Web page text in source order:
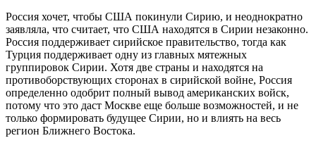
Россия хочет, чтобы США покинули Сирию, и неоднократно
заявляла, что считает, что США находятся в Сирии незаконно.
Россия поддерживает сирийское правительство, тогда как
Турция поддерживает одну из главных мятежных
группировок Сирии. Хотя две страны и находятся на
противоборствующих сторонах в сирийской войне, Россия
определенно одобрит полный вывод американских войск,
потому что это даст Москве еще больше возможностей, и не
только формировать будущее Сирии, но и влиять на весь
регион Ближнего Востока.